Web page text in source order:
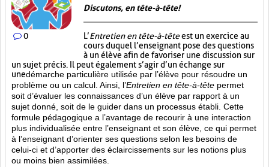
0
Discutons, en tête-à-tête!
L’Entretien en tête-à-têteest un exercice au
cours duquel l’enseignant pose des questions
à un élève afin de favoriser une discussion sur
un sujet précis. Il peut également s’agir d’un échange sur
unedémarche particulière utilisée par l’élève pour résoudre un
problème ou un calcul. Ainsi, l’Entretien en tête-à-tête permet
soit d’évaluer les connaissances d’un élève par rapport à un
sujet donné, soit de le guider dans un processus établi. Cette
formule pédagogique a l’avantage de recourir à une interaction
plus individualisée entre l’enseignant et son élève, ce qui permet
à l’enseignant d’orienter ses questions selon les besoins de
celui-ci et d’apporter des éclaircissements sur les notions plus
ou moins bien assimilées.